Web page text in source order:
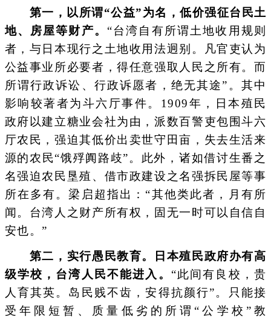
第一，以所谓“公益”为名，低价强征台民土
地、房屋等财产。 “台湾自有所谓土地收用规则
者，与日本现行之土地收用法迥别。凡官吏认为
公益事业所必要者，得任意强取人民之所有。而
所谓行政诉讼、行政诉愿者，绝无其途”。其中
影响较著者为斗六厅事件。1909年，日本殖民
政府以建立糖业会社为由，派数百警吏包围斗六
厅农民，强迫其低价出卖世守田亩，失去生活来
源的农民“饿殍阗路歧”。此外，诸如借讨生番之
名强迫农民垦殖、借市政建设之名强拆民屋等事
所在多有。梁启超指出：“其他类此者，月有所
闻。台湾人之财产所有权，固无一时可以自信自
安也。”
第二，实行愚民教育。日本殖民政府办有高
级学校，台湾人民不能进入。 “此间有良校，贵
人育其英。岛民贱不齿，安得抗颜行”。只能接
受年限短暂、质量低劣的所谓“公学校”教